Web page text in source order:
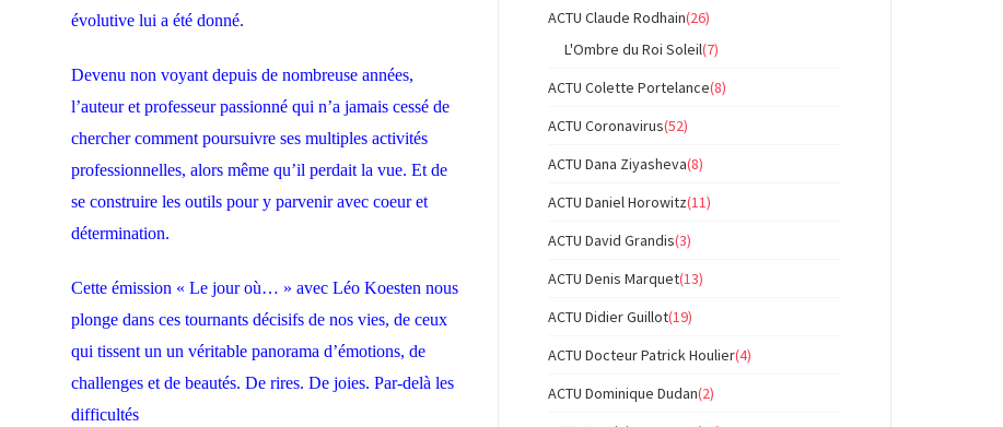
évolutive lui a été donné.
Devenu non voyant depuis de nombreuse années,
l’auteur et professeur passionné qui n’a jamais cessé de
chercher comment poursuivre ses multiples activités
professionnelles, alors même qu’il perdait la vue. Et de
se construire les outils pour y parvenir avec coeur et
détermination.
Cette émission « Le jour où… » avec Léo Koesten nous
plonge dans ces tournants décisifs de nos vies, de ceux
qui tissent un un véritable panorama d’émotions, de
challenges et de beautés. De rires. De joies. Par-delà les
difficultés
ACTU Claude Rodhain(26)
L'Ombre du Roi Soleil(7)
ACTU Colette Portelance(8)
ACTU Coronavirus(52)
ACTU Dana Ziyasheva(8)
ACTU Daniel Horowitz(11)
ACTU David Grandis(3)
ACTU Denis Marquet(13)
ACTU Didier Guillot(19)
ACTU Docteur Patrick Houlier(4)
ACTU Dominique Dudan(2)